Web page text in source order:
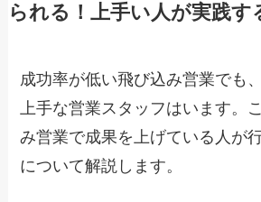
られる！上手い人が実践す
成功率が低い飛び込み営業でも
上手な営業スタッフはいます。
み営業で成果を上げている人が
について解説します。